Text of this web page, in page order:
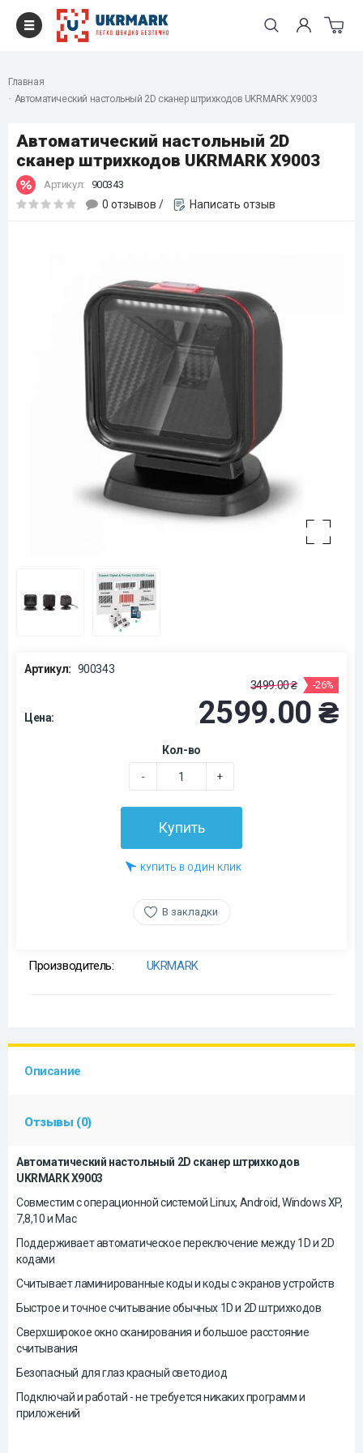
Главная
Автоматический настольный 2D сканер штрихкодов UKRMARK X9003
Автоматический настольный 2D
сканер штрихкодов UKRMARK X9003
Артикул: 900343
0 отзывов / Написать отзыв
Артикул: 900343
Цена:
3499.00 ₴ -26%
2599.00 ₴
Кол-во
- +
Купить
КУПИТЬ В ОДИН КЛИК
В закладки
Производитель: UKRMARK
Описание
Отзывы (0)
Автоматический настольный 2D сканер штрихкодов
UKRMARK X9003
Совместим с операционной системой Linux, Android, Windows XP,
7,8,10 и Mac
Поддерживает автоматическое переключение между 1D и 2D
кодами
Считывает ламинированные коды и коды с экранов устройств
Быстрое и точное считывание обычных 1D и 2D штрихкодов
Сверхширокое окно сканирования и большое расстояние
считывания
Безопасный для глаз красный светодиод
Подключай и работай - не требуется никаких программ и
приложений